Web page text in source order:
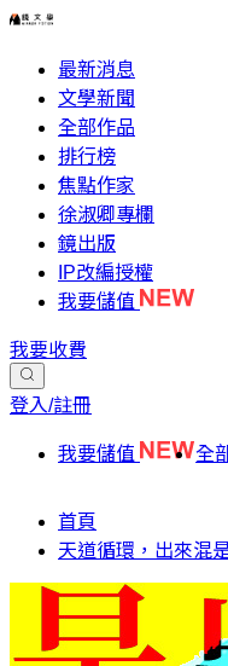
最新消息
文學新聞
全部作品
排行榜
焦點作家
徐淑卿專欄
鏡出版
IP改編授權
我要儲值
我要收費
登入/註冊
我要儲值 全
首頁
天道循環，出來混